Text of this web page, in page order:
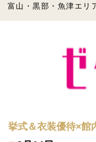
富山・黒部・魚津エリ
挙式＆衣装優待×館